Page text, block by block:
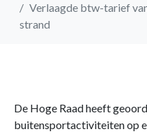
Verlaagde btw-tarief
strand
De Hoge Raad heeft
buitensportactiviteiten op